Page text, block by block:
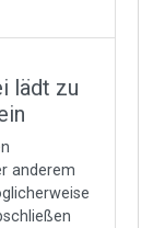
lädt zu
anderem